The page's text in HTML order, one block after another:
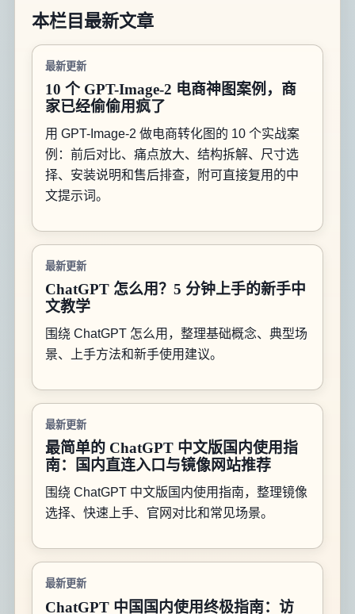
本栏目最新文章
最新更新
10 个 GPT-Image-2 电商神图案例，商
家已经偷偷用疯了
用 GPT-Image-2 做电商转化图的 10 个实战案
例：前后对比、痛点放大、结构拆解、尺寸选
择、安装说明和售后排查，附可直接复用的中
文提示词。
最新更新
ChatGPT 怎么用？5 分钟上手的新手中
文教学
围绕 ChatGPT 怎么用，整理基础概念、典型场
景、上手方法和新手使用建议。
最新更新
最简单的 ChatGPT 中文版国内使用指
南：国内直连入口与镜像网站推荐
围绕 ChatGPT 中文版国内使用指南，整理镜像
选择、快速上手、官网对比和常见场景。
最新更新
ChatGPT 中国国内使用终极指南：访